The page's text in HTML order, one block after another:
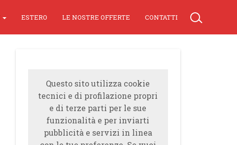
ESTERO LE NOSTRE OFFERTE CONTATTI
Questo sito utilizza cookie
tecnici e di profilazione propri
e di terze parti per le sue
funzionalità e per inviarti
pubblicità e servizi in linea